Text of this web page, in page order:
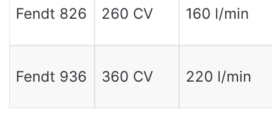
Fendt 826 260 CV 160 l/min
Fendt 936 360 CV 220 l/min